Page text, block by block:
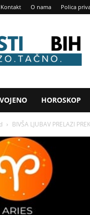
Kontakt O nama Polica
HOROSKOP
BIVŠA LJUBAV PRELAZI